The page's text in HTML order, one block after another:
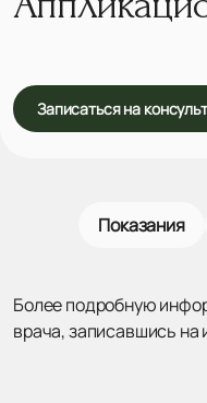
Записаться на
Показания
Более подробную
врача, записавшись